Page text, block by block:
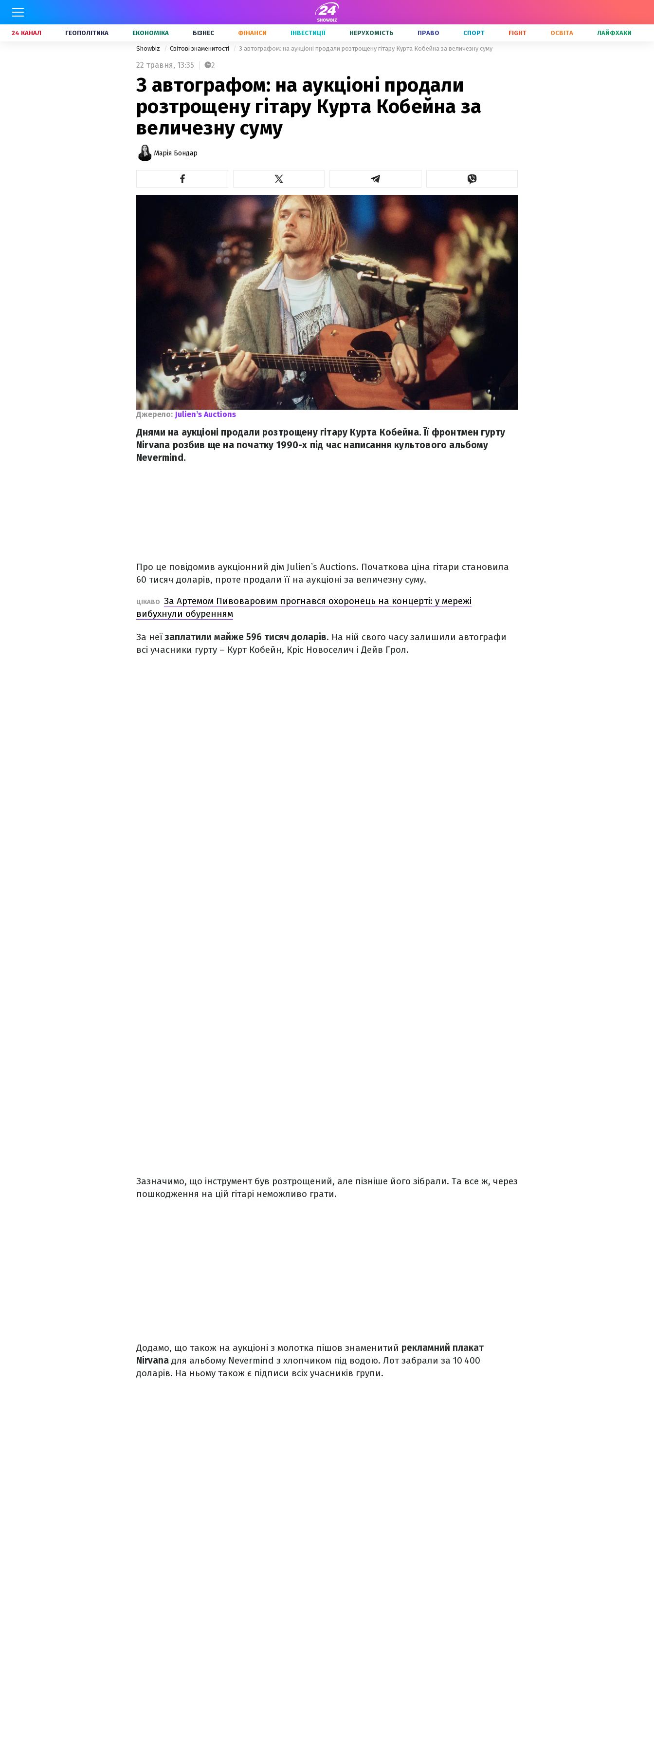
24 КАНАЛ ГЕОПОЛІТИКА ЕКОНОМІКА БІЗНЕС ФІНАНСИ ІНВЕСТИЦІЇ НЕРУХОМІСТЬ ПРАВО СПОРТ FIGHT ОСВІТА ЛАЙФХАКИ
Showbiz Світові знаменитості З автографом: на аукціоні продали розтрощену гітару Курта Кобейна за величезну суму
22 травня, 13:35 2
З автографом: на аукціоні продали
розтрощену гітару Курта Кобейна за
величезну суму
Марія Бондар
Джерело: Julienʼs Auctions
Днями на аукціоні продали розтрощену гітару Курта Кобейна. Її фронтмен гурту
Nirvana розбив ще на початку 1990-х під час написання культового альбому
Nevermind.
Про це повідомив аукціонний дім Julienʼs Auctions. Початкова ціна гітари становила
60 тисяч доларів, проте продали її на аукціоні за величезну суму.
ЦІКАВО За Артемом Пивоваровим прогнався охоронець на концерті: у мережі
вибухнули обуренням
За неїзаплатили майже 596 тисяч доларів. На ній свого часу залишили автографи
всі учасники гурту – Курт Кобейн, Кріс Новоселич і Дейв Грол.
Зазначимо, що інструмент був розтрощений, але пізніше його зібрали. Та все ж, через
пошкодження на цій гітарі неможливо грати.
Додамо, що також на аукціоні з молотка пішов знаменитий рекламний плакат
Nirvana для альбому Nevermind з хлопчиком під водою. Лот забрали за 10 400
доларів. На ньому також є підписи всіх учасників групи.